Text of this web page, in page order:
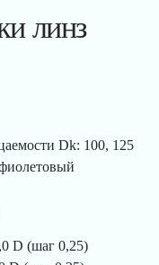
линз
Dk: 100, 125
D (шаг 0,25)